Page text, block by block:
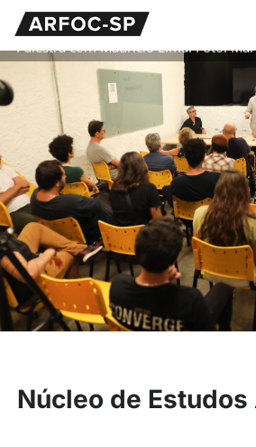
Palestra com Maurício Lima. Foto:
Núcleo de Estudos